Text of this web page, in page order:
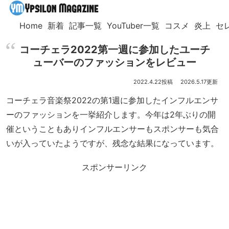
Home 新着 記事一覧 YouTuber一覧 コスメ 炎上 セ
コーチェラ2022第一週に参加したユーチ
ューバーのファッションをレビュー
2022.4.22 2026.5.17
コーチェラ音楽祭2022の第1週に参加したインフルエンサ
ーのファッションを一挙紹介します。今年は2年ぶりの開
催ということもありインフルエンサーもスポンサーも気合
いが入っていたようですが、残念な結果になっています。
スポンサーリンク